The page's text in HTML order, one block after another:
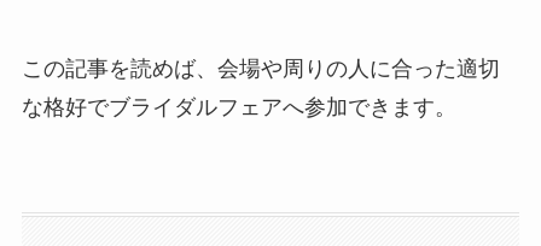
この記事を読めば、会場や周りの人に合った適切
な格好でブライダルフェアへ参加できます。